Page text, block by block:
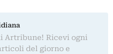
Artribune! Ricevi ogni
del giorno e